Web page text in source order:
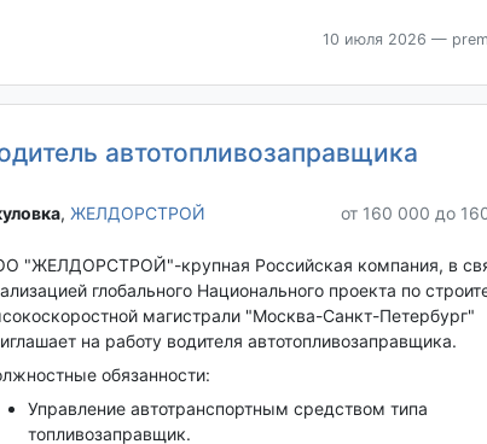
10 июля 2026 —
автотопливозаправщика
, ЖЕЛДОРСТРОЙ от 160 000 до
"ЖЕЛДОРСТРОЙ"-крупная Российская компания, в
глобального Национального проекта по
магистрали "Москва-Санкт-Петербург"
на работу водителя автотопливозаправщика.
обязанности:
Управление автотранспортным средством типа
топливозаправщик.